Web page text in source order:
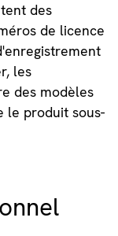
des
de licence
les
des modèles
le produit sous-